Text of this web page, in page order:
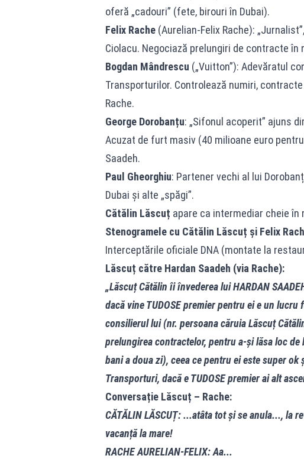
oferă „cadouri” (fete, birouri în Dubai).
Felix Rache(Aurelian-Felix Rache):
Ciolacu. Negociază prelungiri de contracte
Bogdan Mândrescu („Vuitton”): Adevăratul
Transporturilor. Controlează numiri,
Rache.
George Dorobanțu: „Sifonul acoperit” ajuns
Acuzat de furt masiv (40 milioane euro
Saadeh.
Paul Gheorghiu: Partener vechi al lui
Dubai și alte „spăgi”.
Cătălin Lăscuț apare ca intermediar cheie în
Stenogramele cu Cătălin Lăscuț și Felix
Interceptările oficiale DNA (montate la
Lăscuț către Hardan Saadeh (via Rache):
„Lăscuț Cătălin îi învederea lui HARDAN
dacă vine TUDOSE premier pentru ei e un lucru
consilierul lui (nr. persoana căruia Lăscuț
prelungirea contractelor, pentru a-și lăsa loc de
bani a doua zi), ceea ce pentru ei este super
Transporturi, dacă e TUDOSE premier ai alt
Conversație Lăscuț – Rache:
CĂTĂLIN LĂSCUȚ: ...atâta tot și se anula..., la
vacanță la mare!
RACHE AURELIAN-FELIX: Aa...